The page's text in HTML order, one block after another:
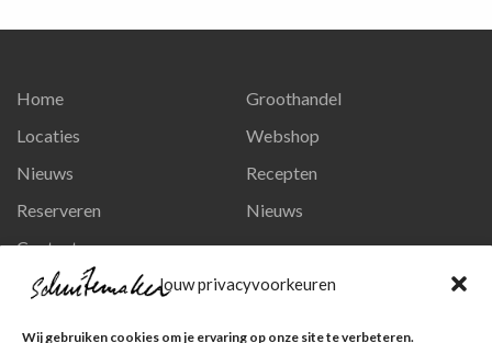
Jouw privacyvoorkeuren
Wij gebruiken cookies om je ervaring op onze site te verbeteren.
Home
Locaties
Nieuws
Reserveren
Contact
Privacy en persoonsgegevens
Groothandel
Webshop
Recepten
Nieuws